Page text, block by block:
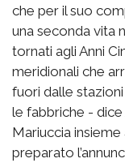
che per il suo
una seconda vita
tornati agli Anni
meridionali che
fuori dalle
le fabbriche - dice
Mariuccia
preparato